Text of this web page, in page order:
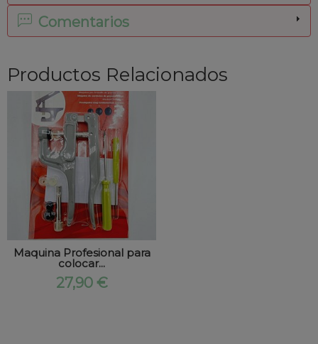
Comentarios
Productos Relacionados
Maquina Profesional para
colocar...
27,90 €